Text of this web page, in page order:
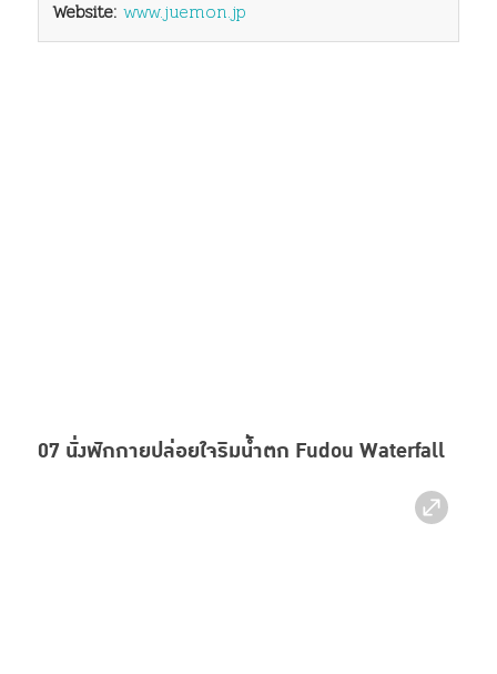
Website: www.juemon.jp
07 นั่งพักกายปล่อยใจริมน้ำตก Fudou Waterfall